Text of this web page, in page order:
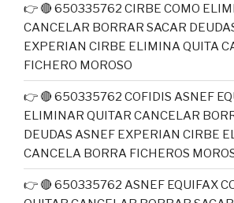
👉 🔴 650335762 CIRBE COMO
CANCELAR BORRAR SACAR
EXPERIAN CIRBE ELIMINA QUITA
FICHERO MOROSO
👉 🔴 650335762 COFIDIS ASNEF
ELIMINAR QUITAR CANCELAR
DEUDAS ASNEF EXPERIAN CIRBE
CANCELA BORRA FICHEROS
👉 🔴 650335762 ASNEF EQUIFAX